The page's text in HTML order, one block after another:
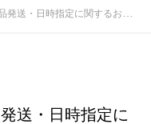
送・日時指定に関するお知らせ
送・日時指定に